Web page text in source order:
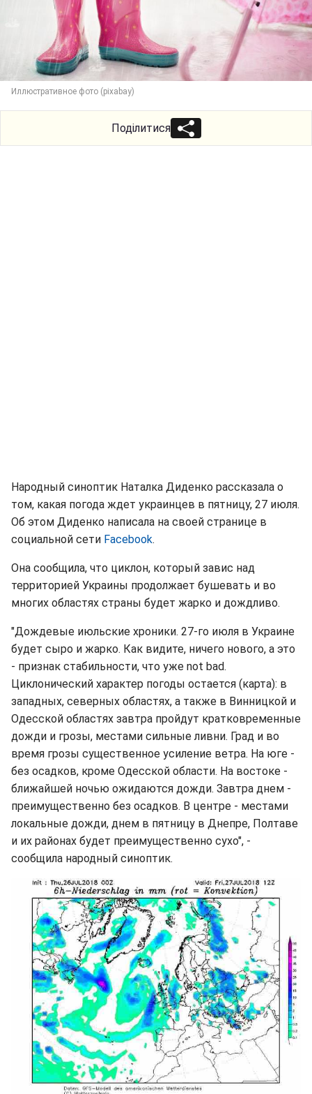
Иллюстративное фото (pixabay)
Поділитися
Народный синоптик Наталка Диденко рассказала о
том, какая погода ждет украинцев в пятницу, 27 июля.
Об этом Диденко написала на своей странице в
социальной сети Facebook.
Она сообщила, что циклон, который завис над
территорией Украины продолжает бушевать и во
многих областях страны будет жарко и дождливо.
"Дождевые июльские хроники. 27-го июля в Украине
будет сыро и жарко. Как видите, ничего нового, а это
- признак стабильности, что уже not bad.
Циклонический характер погоды остается (карта): в
западных, северных областях, а также в Винницкой и
Одесской областях завтра пройдут кратковременные
дожди и грозы, местами сильные ливни. Град и во
время грозы существенное усиление ветра. На юге -
без осадков, кроме Одесской области. На востоке -
ближайшей ночью ожидаются дожди. Завтра днем -
преимущественно без осадков. В центре - местами
локальные дожди, днем в пятницу в Днепре, Полтаве
и их районах будет преимущественно сухо", -
сообщила народный синоптик.